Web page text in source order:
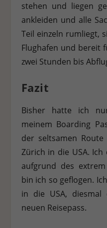
stehen und liegen
ankleiden und alle
Teil einzeln rumliegt,
Flughafen und bereit
zwei Stunden bis
Fazit
Bisher hatte ich
meinem Boarding
der seltsamen
Zürich in die USA.
aufgrund des
bin ich so geflogen.
in die USA,
neuen Reisepass.